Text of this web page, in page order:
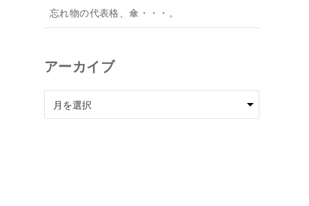
忘れ物の代表格、傘・・・。
アーカイブ